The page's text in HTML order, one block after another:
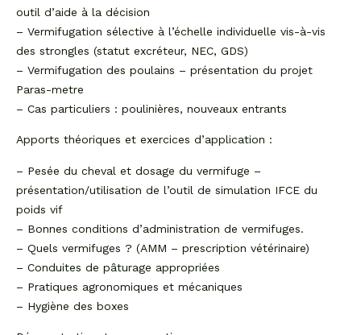
outil d’aide à la décision
– Vermifugation sélective à l’échelle individuelle vis-à-vis
des strongles (statut excréteur, NEC, GDS)
– Vermifugation des poulains – présentation du projet
Paras-metre
– Cas particuliers : poulinières, nouveaux entrants
Apports théoriques et exercices d’application :
– Pesée du cheval et dosage du vermifuge –
présentation/utilisation de l’outil de simulation IFCE du
poids vif
– Bonnes conditions d’administration de vermifuges.
– Quels vermifuges ? (AMM – prescription vétérinaire)
– Conduites de pâturage appropriées
– Pratiques agronomiques et mécaniques
– Hygiène des boxes